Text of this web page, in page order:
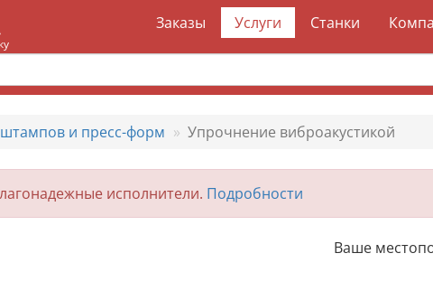
Заказы Услуги Станки
и пресс-форм Упрочнение виброакустикой
исполнители. Подробности
Ваше